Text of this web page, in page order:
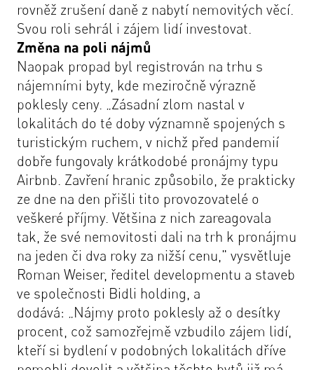
rovněž zrušení daně z nabytí nemovitých věcí.
Svou roli sehrál i zájem lidí investovat.
Změna na poli nájmů
Naopak propad byl registrován na trhu s
nájemními byty, kde meziročně výrazně
poklesly ceny. „Zásadní zlom nastal v
lokalitách do té doby významně spojených s
turistickým ruchem, v nichž před pandemií
dobře fungovaly krátkodobé pronájmy typu
Airbnb. Zavření hranic způsobilo, že prakticky
ze dne na den přišli tito provozovatelé o
veškeré příjmy. Většina z nich zareagovala
tak, že své nemovitosti dali na trh k pronájmu
na jeden či dva roky za nižší cenu," vysvětluje
Roman Weiser, ředitel developmentu a staveb
ve společnosti Bidli holding, a
dodává: „Nájmy proto poklesly až o desítky
procent, což samozřejmě vzbudilo zájem lidí,
kteří si bydlení v podobných lokalitách dříve